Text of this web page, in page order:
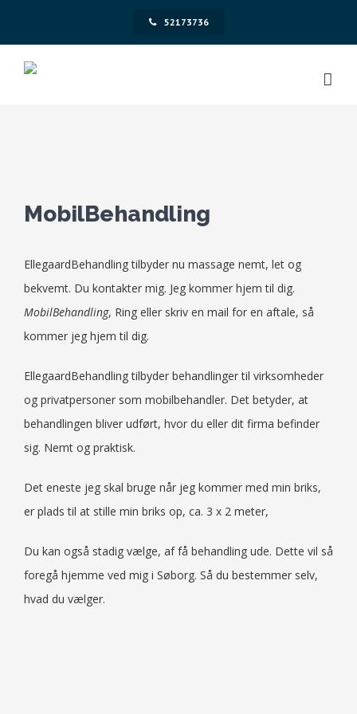
52173736
MobilBehandling
EllegaardBehandling tilbyder nu massage nemt, let og
bekvemt. Du kontakter mig. Jeg kommer hjem til dig.
MobilBehandling, Ring eller skriv en mail for en aftale, så
kommer jeg hjem til dig.
EllegaardBehandling tilbyder behandlinger til virksomheder
og privatpersoner som mobilbehandler. Det betyder, at
behandlingen bliver udført, hvor du eller dit firma befinder
sig. Nemt og praktisk.
Det eneste jeg skal bruge når jeg kommer med min briks,
er plads til at stille min briks op, ca. 3 x 2 meter,
Du kan også stadig vælge, af få behandling ude. Dette vil så
foregå hjemme ved mig i Søborg. Så du bestemmer selv,
hvad du vælger.